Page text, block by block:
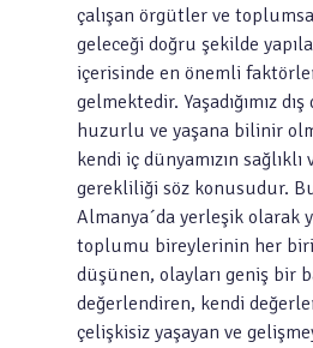
çalışan örgütler ve
geleceği doğru şekilde
içerisinde en önemli
gelmektedir. Yaşadığımız
huzurlu ve yaşana bilinir
kendi iç dünyamızın
gerekliliği söz konusudur.
Almanya´da yerleşik olarak
toplumu bireylerinin her
düşünen, olayları geniş bir
değerlendiren, kendi
çelişkisiz yaşayan ve